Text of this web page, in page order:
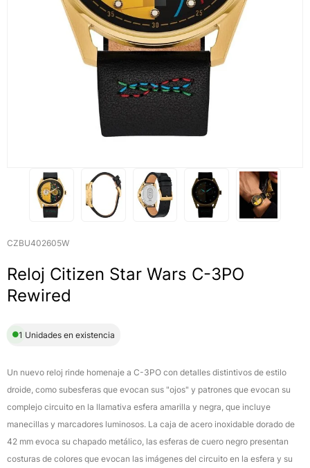
CZBU402605W
Reloj Citizen Star Wars C-3PO
Rewired
1 Unidades en existencia
Un nuevo reloj rinde homenaje a C-3PO con detalles distintivos de estilo
droide, como subesferas que evocan sus "ojos" y patrones que evocan su
complejo circuito en la llamativa esfera amarilla y negra, que incluye
manecillas y marcadores luminosos. La caja de acero inoxidable dorado de
42 mm evoca su chapado metálico, las esferas de cuero negro presentan
costuras de colores que evocan las imágenes del circuito en la esfera y su